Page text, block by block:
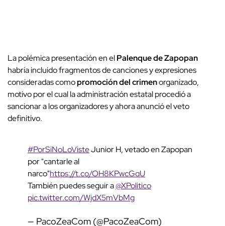
La polémica presentación en elPalenque de Zapopan
habría incluido fragmentos de canciones y expresiones
consideradas comopromoción del crimenorganizado,
motivo por el cual la administración estatal procedió a
sancionar a los organizadores y ahora anunció el veto
definitivo.
#PorSiNoLoVisteJunior H, vetado en Zapopan
por "cantarle al
narco"https://t.co/OH8KPwcGqU
También puedes seguir a@XPolitico
pic.twitter.com/WjdX5mVbMg
— PacoZeaCom (@PacoZeaCom)